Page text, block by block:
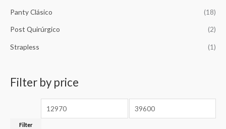
Panty Clásico (18)
Post Quirúrgico (2)
Strapless (1)
Filter by price
Filter